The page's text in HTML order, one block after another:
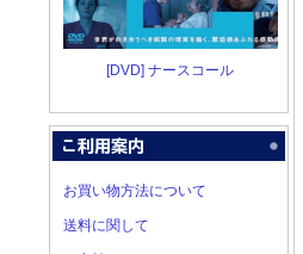
[DVD] ナースコール
お買い物方法について
送料に関して